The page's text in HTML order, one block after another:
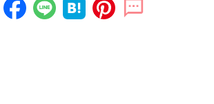
だりして雨の日も家の中で楽しく過ごせてい
では15分ほど集中して遊び、そのあと魚はお